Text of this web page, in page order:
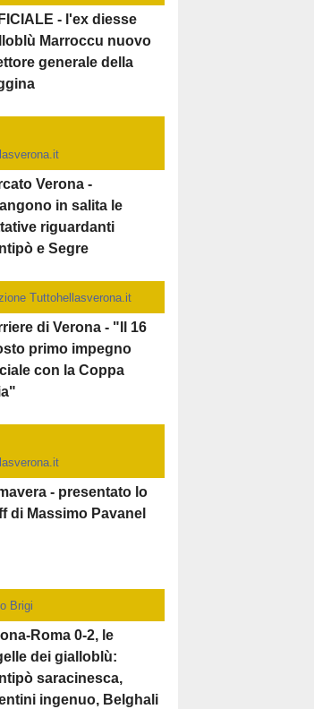
- l'ex diesse
Marroccu nuovo
generale della
Verona -
in salita le
riguardanti
e Segre
Tuttohellasverona.it
di Verona - "Il 16
primo impegno
con la Coppa
- presentato lo
di Massimo Pavanel
Brigi
Roma 0-2, le
dei gialloblù:
saracinesca,
ingenuo, Belghali